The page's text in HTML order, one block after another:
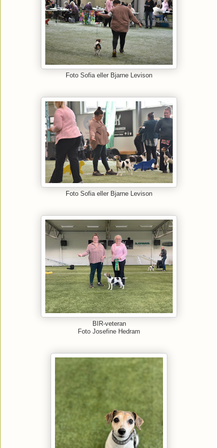
Foto Sofia eller Bjarne Levison
Foto Sofia eller Bjarne Levison
BIR-veteran
Foto Josefine Hedram